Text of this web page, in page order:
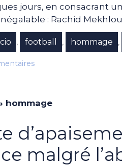
jours, en consacrant
: Rachid
, football , hommage ,
hommage
malgré